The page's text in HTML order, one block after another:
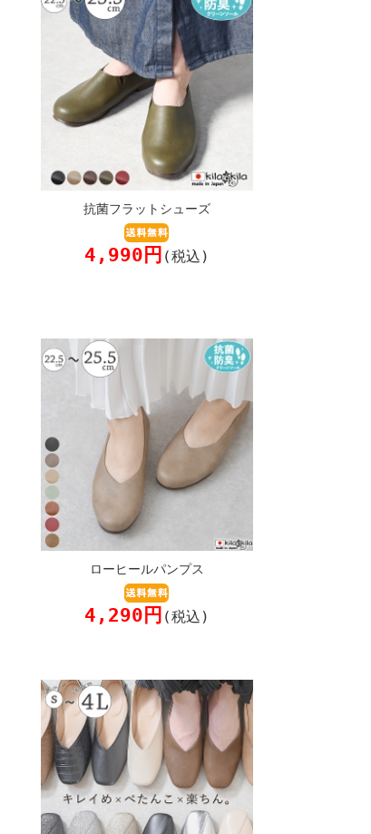
抗菌フラットシューズ
4,990円 (税込)
ローヒールパンプス
4,290円 (税込)